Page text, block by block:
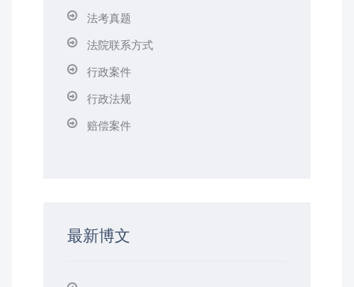
法考真题
法院联系方式
行政案件
行政法规
赔偿案件
最新博文